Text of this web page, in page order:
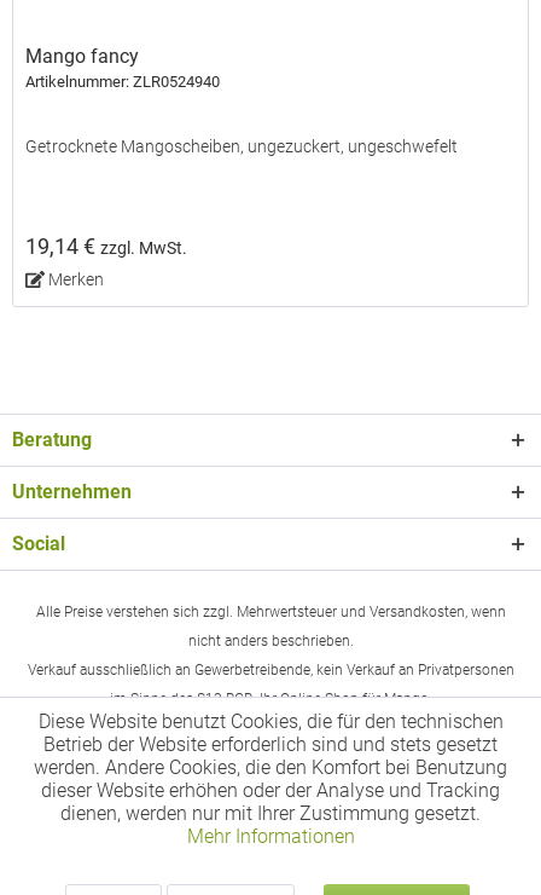
Mango fancy
Artikelnummer: ZLR0524940
Getrocknete Mangoscheiben, ungezuckert, ungeschwefelt
19,14 €zzgl. MwSt.
Merken
Beratung
Unternehmen
Social
Alle Preise verstehen sich zzgl. Mehrwertsteuer und Versandkosten, wenn
nicht anders beschrieben.
Verkauf ausschließlich an Gewerbetreibende, kein Verkauf an Privatpersonen
im Sinne des §13 BGB. Ihr Online-Shop für Mango.
Diese Website benutzt Cookies, die für den technischen
Betrieb der Website erforderlich sind und stets gesetzt
werden. Andere Cookies, die den Komfort bei Benutzung
dieser Website erhöhen oder der Analyse und Tracking
dienen, werden nur mit Ihrer Zustimmung gesetzt.
Mehr Informationen